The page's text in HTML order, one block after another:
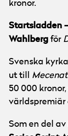
kronor.
Startsladden
Wahlberg för
Svenska
ut till
50 000
världspremiär
Som en del